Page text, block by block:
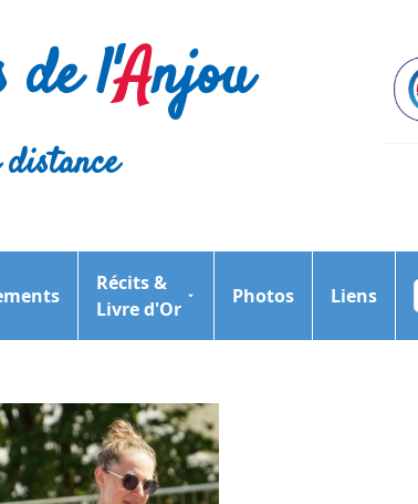
de l'Anjou
Récits &
Livre d'Or
Photos Liens